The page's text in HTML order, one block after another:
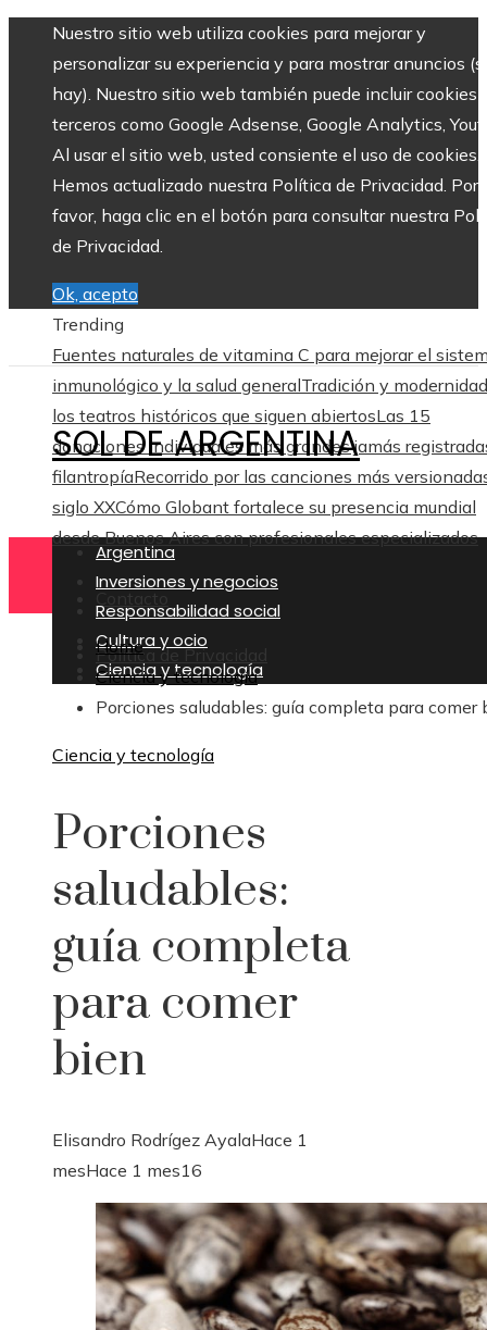
Nuestro sitio web utiliza cookies para mejorar y
personalizar su experiencia y para mostrar anuncios
hay). Nuestro sitio web también puede incluir cookies
terceros como Google Adsense, Google Analytics,
Al usar el sitio web, usted consiente el uso de cookies.
Hemos actualizado nuestra Política de Privacidad. Por
favor, haga clic en el botón para consultar nuestra
de Privacidad.
Ok, acepto
Trending
Fuentes naturales de vitamina C para mejorar el
inmunológico y la salud generalTradición y
los teatros históricos que siguen abiertosLas 15
donaciones individuales más grandes jamás
filantropíaRecorrido por las canciones más
siglo XXCómo Globant fortalece su presencia mundial
desde Buenos Aires con profesionales especializados
Contacto
Política de Privacidad
SOL DE ARGENTINA
Argentina
Inversiones y negocios
Responsabilidad social
Cultura y ocio
Ciencia y tecnología
Home
Ciencia y tecnología
Porciones saludables: guía completa para comer
Ciencia y tecnología
Porciones
saludables:
guía completa
para comer
bien
Elisandro Rodrígez AyalaHace 1
mesHace 1 mes16